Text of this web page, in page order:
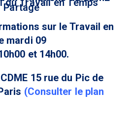
du Travail en Temps
Partagé
sur le Travail en
mardi 09
et 14h00.
15 rue du Pic de
(Consulter le plan